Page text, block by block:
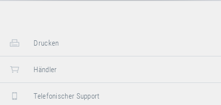
Drucken
Händler
Telefonischer Support